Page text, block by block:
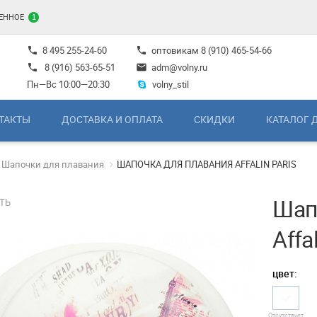
1
phone 8 495 255-24-60
phone
8 (916) 563-65-51
Пн—Вс 10:00—20:30
phone оптовикам 8 (910) 465-54-66
mail adm@volny.ru
volny_stil
ДОСТАВКА И ОПЛАТА СКИДКИ КАТАЛОГ
Шапочки для плавания ШАПОЧКА ДЛЯ ПЛАВАНИЯ AFFALIN PARIS
цвет: